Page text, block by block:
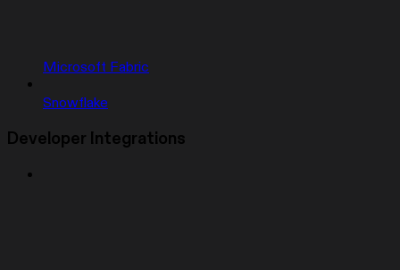
Microsoft Fabric
Snowflake
Developer Integrations